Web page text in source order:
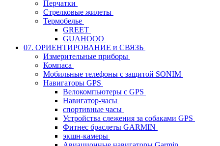
Перчатки
Стрелковые жилеты
Термобелье
GREET
GUAHOOO
07. ОРИЕНТИРОВАНИЕ и СВЯЗЬ
Измерительные приборы
Компаса
Мобильные телефоны с защитой SONIM
Навигаторы GPS
Велокомпьютеры с GPS
Навигатор-часы
спортивные часы
Устройства слежения за собаками GPS
Фитнес браслеты GARMIN
экшн-камеры